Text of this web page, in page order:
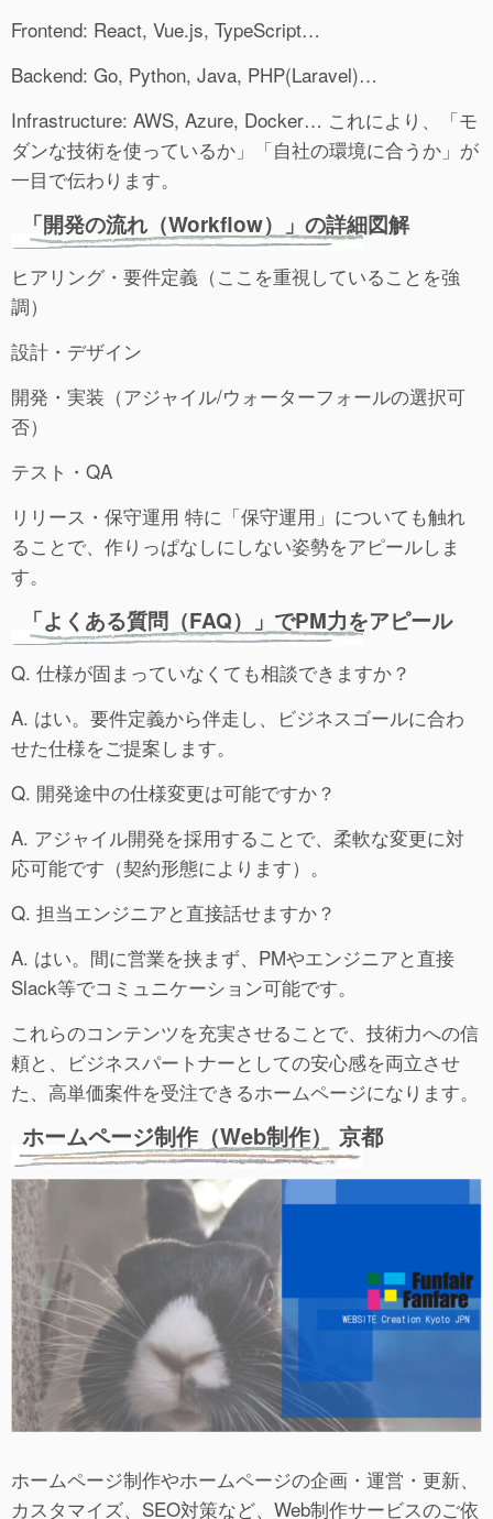
Frontend: React, Vue.js, TypeScript…
Backend: Go, Python, Java, PHP(Laravel)…
Infrastructure: AWS, Azure, Docker… これにより、「モ
ダンな技術を使っているか」「自社の環境に合うか」が
一目で伝わります。
「開発の流れ（Workflow）」の詳細図解
ヒアリング・要件定義（ここを重視していることを強
調）
設計・デザイン
開発・実装（アジャイル/ウォーターフォールの選択可
否）
テスト・QA
リリース・保守運用 特に「保守運用」についても触れ
ることで、作りっぱなしにしない姿勢をアピールしま
す。
「よくある質問（FAQ）」でPM力をアピール
Q. 仕様が固まっていなくても相談できますか？
A. はい。要件定義から伴走し、ビジネスゴールに合わ
せた仕様をご提案します。
Q. 開発途中の仕様変更は可能ですか？
A. アジャイル開発を採用することで、柔軟な変更に対
応可能です（契約形態によります）。
Q. 担当エンジニアと直接話せますか？
A. はい。間に営業を挟まず、PMやエンジニアと直接
Slack等でコミュニケーション可能です。
これらのコンテンツを充実させることで、技術力への信
頼と、ビジネスパートナーとしての安心感を両立させ
た、高単価案件を受注できるホームページになります。
ホームページ制作（Web制作） 京都
ホームページ制作やホームページの企画・運営・更新、
カスタマイズ、SEO対策など、Web制作サービスのご依